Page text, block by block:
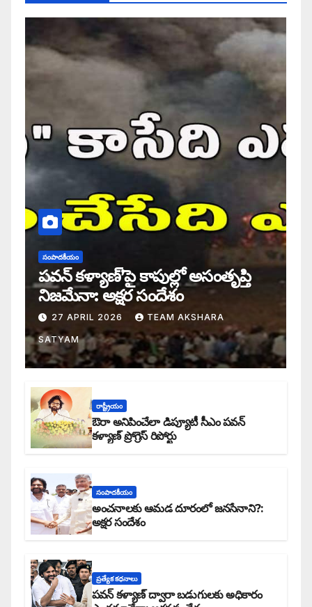
సంపాదకీయం
పవన్ కళ్యాణ్’పై కాపుల్లో అసంతృప్తి
నిజమేనా: అక్షర సందేశం
27 APRIL 2026 TEAM AKSHARA
SATYAM
రాష్ట్రీయం
ఔరా అనిపించేలా డిప్యూటీ సీఎం పవన్
కళ్యాణ్ ప్రోగ్రెస్ రిపోర్టు
సంపాదకీయం
అంచనాలకు ఆమడ దూరంలో జనసేనాని?:
అక్షర సందేశం
ప్రత్యేక కధనాలు
పవన్ కళ్యాణ్ ద్వారా బడుగులకు అధికారం